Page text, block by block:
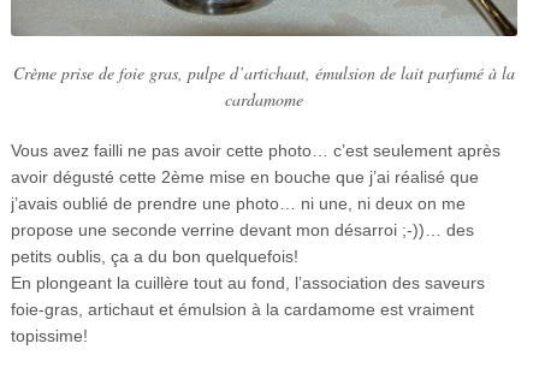
Crème prise de foie gras, pulpe d’artichaut, émulsion de lait parfumé à la
cardamome
Vous avez failli ne pas avoir cette photo… c’est seulement après
avoir dégusté cette 2ème mise en bouche que j’ai réalisé que
j’avais oublié de prendre une photo… ni une, ni deux on me
propose une seconde verrine devant mon désarroi ;-))… des
petits oublis, ça a du bon quelquefois!
En plongeant la cuillère tout au fond, l’association des saveurs
foie-gras, artichaut et émulsion à la cardamome est vraiment
topissime!